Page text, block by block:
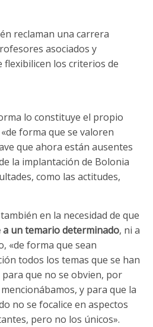
reclaman una carrera
asociados y
flexibilicen los criterios de
lo constituye el propio
forma que se valoren
que ahora están ausentes
la implantación de Bolonia
como las actitudes,
en la necesidad de que
a untemariodeterminado, ni a
«de forma que sean
todos los temas que se han
que no se obvien, por
y para que la
no se focalice en aspectos
pero no los únicos».